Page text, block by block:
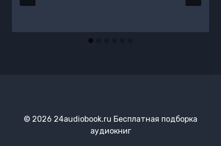
© 2026 24audiobook.ru Бесплатная подборка
аудиокниг